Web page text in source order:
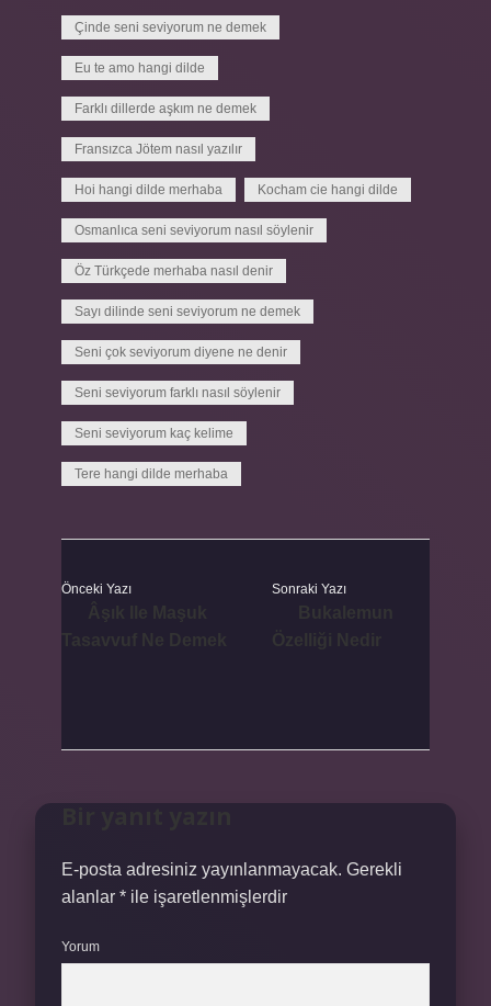
Çinde seni seviyorum ne demek
Eu te amo hangi dilde
Farklı dillerde aşkım ne demek
Fransızca Jötem nasıl yazılır
Hoi hangi dilde merhaba Kocham cie hangi dilde
Osmanlıca seni seviyorum nasıl söylenir
Öz Türkçede merhaba nasıl denir
Sayı dilinde seni seviyorum ne demek
Seni çok seviyorum diyene ne denir
Seni seviyorum farklı nasıl söylenir
Seni seviyorum kaç kelime
Tere hangi dilde merhaba
Önceki Yazı Sonraki Yazı
E-posta adresiniz yayınlanmayacak. Gerekli
alanlar * ile işaretlenmişlerdir
Yorum